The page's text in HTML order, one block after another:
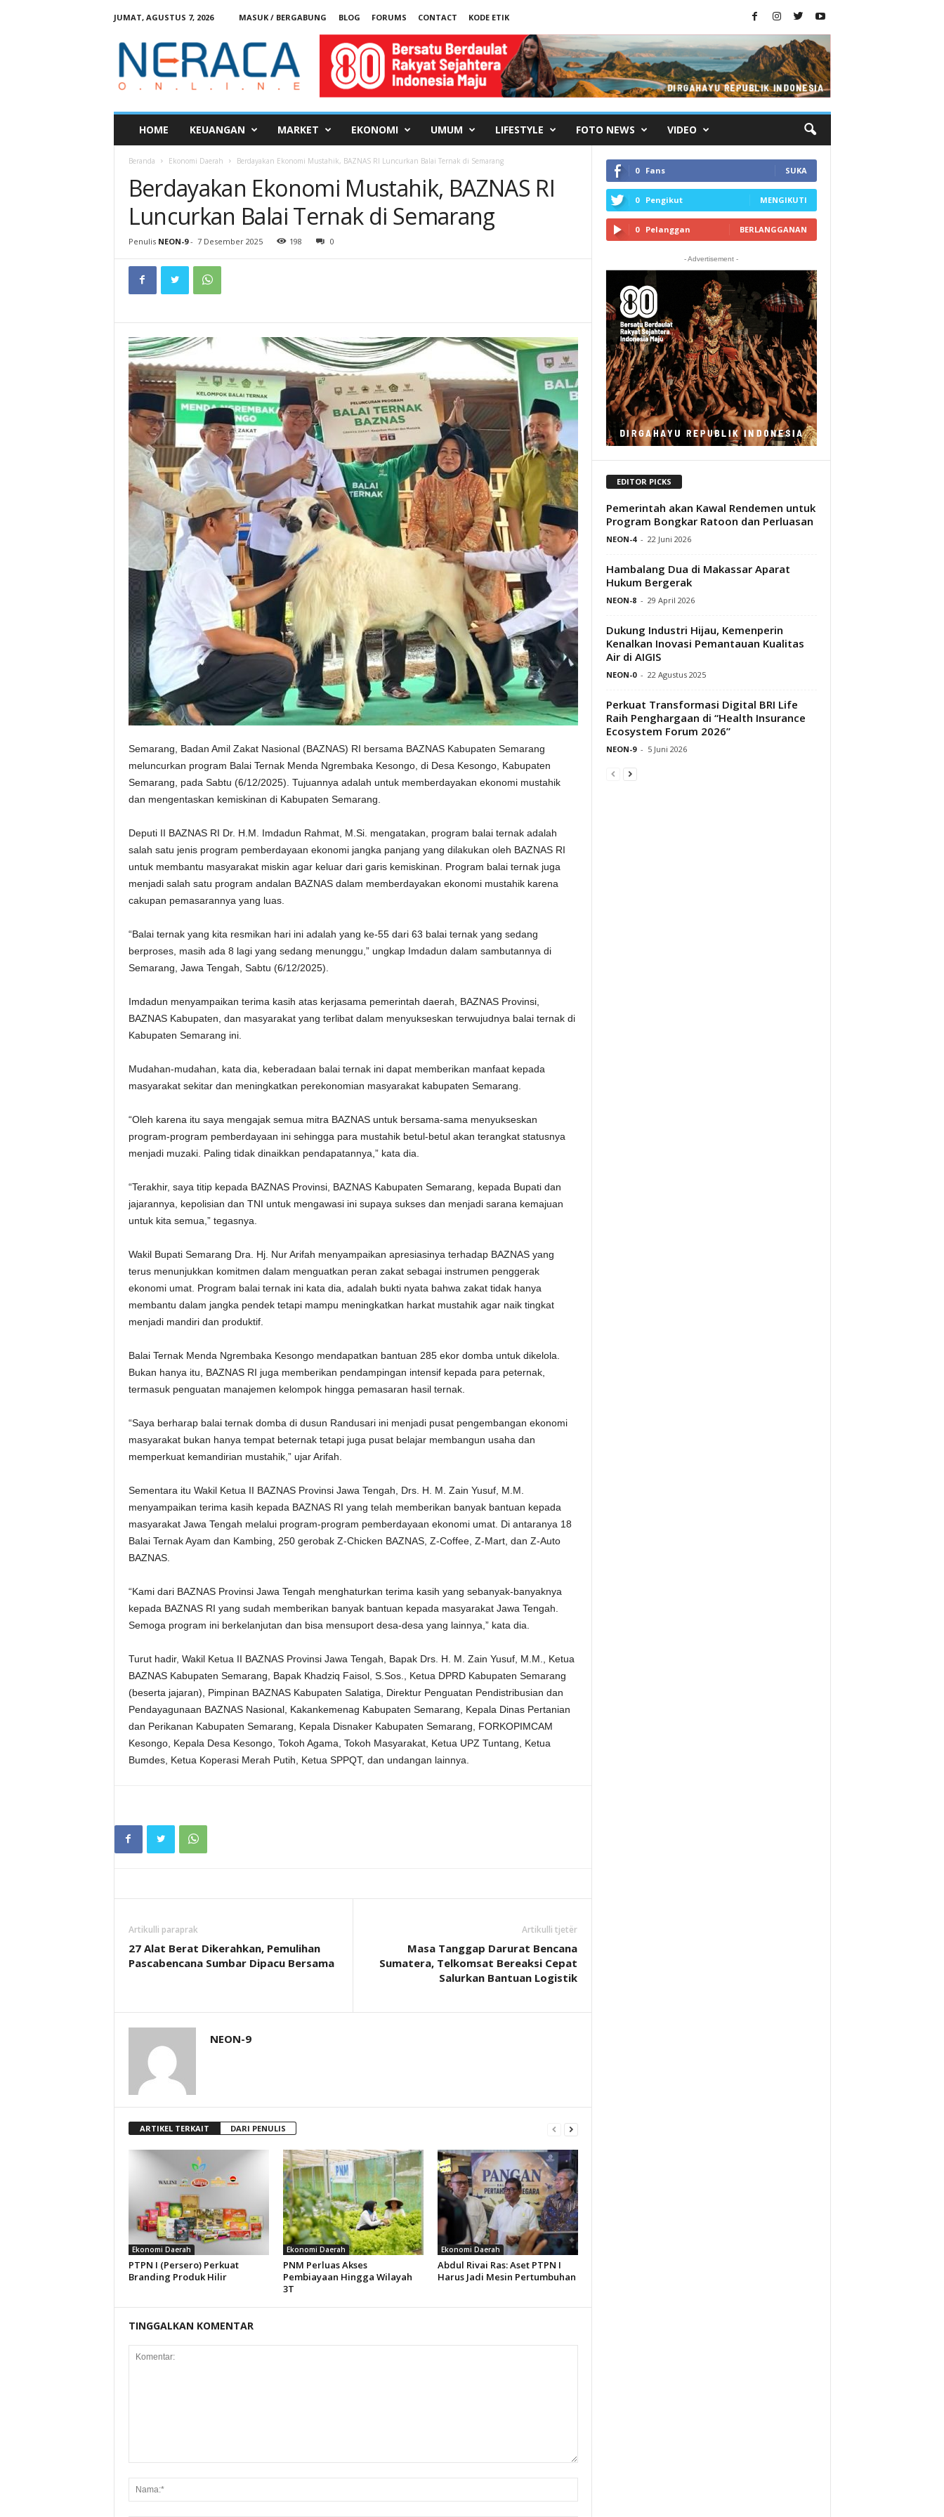
JUMAT, AGUSTUS 7, 2026 MASUK / BERGABUNG BLOG FORUMS CONTACT
KODE ETIK
HOME KEUANGAN MARKET EKONOMI UMUM LIFESTYLE FOTO NEWS VIDEO
Beranda Ekonomi Daerah Berdayakan Ekonomi Mustahik, BAZNAS RI Luncurkan Balai Ternak di Semarang
Berdayakan Ekonomi Mustahik, BAZNAS RI
Luncurkan Balai Ternak di Semarang
Penulis NEON-9- 7 Desember 2025 198 0
Semarang, Badan Amil Zakat Nasional (BAZNAS) RI bersama BAZNAS Kabupaten Semarang
meluncurkan program Balai Ternak Menda Ngrembaka Kesongo, di Desa Kesongo, Kabupaten
Semarang, pada Sabtu (6/12/2025). Tujuannya adalah untuk memberdayakan ekonomi mustahik
dan mengentaskan kemiskinan di Kabupaten Semarang.
Deputi II BAZNAS RI Dr. H.M. Imdadun Rahmat, M.Si. mengatakan, program balai ternak adalah
salah satu jenis program pemberdayaan ekonomi jangka panjang yang dilakukan oleh BAZNAS RI
untuk membantu masyarakat miskin agar keluar dari garis kemiskinan. Program balai ternak juga
menjadi salah satu program andalan BAZNAS dalam memberdayakan ekonomi mustahik karena
cakupan pemasarannya yang luas.
“Balai ternak yang kita resmikan hari ini adalah yang ke-55 dari 63 balai ternak yang sedang
berproses, masih ada 8 lagi yang sedang menunggu,” ungkap Imdadun dalam sambutannya di
Semarang, Jawa Tengah, Sabtu (6/12/2025).
Imdadun menyampaikan terima kasih atas kerjasama pemerintah daerah, BAZNAS Provinsi,
BAZNAS Kabupaten, dan masyarakat yang terlibat dalam menyukseskan terwujudnya balai ternak di
Kabupaten Semarang ini.
Mudahan-mudahan, kata dia, keberadaan balai ternak ini dapat memberikan manfaat kepada
masyarakat sekitar dan meningkatkan perekonomian masyarakat kabupaten Semarang.
“Oleh karena itu saya mengajak semua mitra BAZNAS untuk bersama-sama menyukseskan
program-program pemberdayaan ini sehingga para mustahik betul-betul akan terangkat statusnya
menjadi muzaki. Paling tidak dinaikkan pendapatannya,” kata dia.
“Terakhir, saya titip kepada BAZNAS Provinsi, BAZNAS Kabupaten Semarang, kepada Bupati dan
jajarannya, kepolisian dan TNI untuk mengawasi ini supaya sukses dan menjadi sarana kemajuan
untuk kita semua,” tegasnya.
Wakil Bupati Semarang Dra. Hj. Nur Arifah menyampaikan apresiasinya terhadap BAZNAS yang
terus menunjukkan komitmen dalam menguatkan peran zakat sebagai instrumen penggerak
ekonomi umat. Program balai ternak ini kata dia, adalah bukti nyata bahwa zakat tidak hanya
membantu dalam jangka pendek tetapi mampu meningkatkan harkat mustahik agar naik tingkat
menjadi mandiri dan produktif.
Balai Ternak Menda Ngrembaka Kesongo mendapatkan bantuan 285 ekor domba untuk dikelola.
Bukan hanya itu, BAZNAS RI juga memberikan pendampingan intensif kepada para peternak,
termasuk penguatan manajemen kelompok hingga pemasaran hasil ternak.
“Saya berharap balai ternak domba di dusun Randusari ini menjadi pusat pengembangan ekonomi
masyarakat bukan hanya tempat beternak tetapi juga pusat belajar membangun usaha dan
memperkuat kemandirian mustahik,” ujar Arifah.
Sementara itu Wakil Ketua II BAZNAS Provinsi Jawa Tengah, Drs. H. M. Zain Yusuf, M.M.
menyampaikan terima kasih kepada BAZNAS RI yang telah memberikan banyak bantuan kepada
masyarakat Jawa Tengah melalui program-program pemberdayaan ekonomi umat. Di antaranya 18
Balai Ternak Ayam dan Kambing, 250 gerobak Z-Chicken BAZNAS, Z-Coffee, Z-Mart, dan Z-Auto
BAZNAS.
“Kami dari BAZNAS Provinsi Jawa Tengah menghaturkan terima kasih yang sebanyak-banyaknya
kepada BAZNAS RI yang sudah memberikan banyak bantuan kepada masyarakat Jawa Tengah.
Semoga program ini berkelanjutan dan bisa mensuport desa-desa yang lainnya,” kata dia.
Turut hadir, Wakil Ketua II BAZNAS Provinsi Jawa Tengah, Bapak Drs. H. M. Zain Yusuf, M.M., Ketua
BAZNAS Kabupaten Semarang, Bapak Khadziq Faisol, S.Sos., Ketua DPRD Kabupaten Semarang
(beserta jajaran), Pimpinan BAZNAS Kabupaten Salatiga, Direktur Penguatan Pendistribusian dan
Pendayagunaan BAZNAS Nasional, Kakankemenag Kabupaten Semarang, Kepala Dinas Pertanian
dan Perikanan Kabupaten Semarang, Kepala Disnaker Kabupaten Semarang, FORKOPIMCAM
Kesongo, Kepala Desa Kesongo, Tokoh Agama, Tokoh Masyarakat, Ketua UPZ Tuntang, Ketua
Bumdes, Ketua Koperasi Merah Putih, Ketua SPPQT, dan undangan lainnya.
Artikulli paraprak
27 Alat Berat Dikerahkan, Pemulihan
Pascabencana Sumbar Dipacu Bersama
Artikulli tjetër
Masa Tanggap Darurat Bencana
Sumatera, Telkomsat Bereaksi Cepat
Salurkan Bantuan Logistik
NEON-9
ARTIKEL TERKAIT DARI PENULIS
Ekonomi Daerah
PTPN I (Persero) Perkuat
Branding Produk Hilir
Ekonomi Daerah
PNM Perluas Akses
Pembiayaan Hingga Wilayah
3T
Ekonomi Daerah
Abdul Rivai Ras: Aset PTPN I
Harus Jadi Mesin Pertumbuhan
TINGGALKAN KOMENTAR
0 Fans SUKA
0 Pengikut MENGIKUTI
0 Pelanggan BERLANGGANAN
- Advertisement -
EDITOR PICKS
Pemerintah akan Kawal Rendemen untuk
Program Bongkar Ratoon dan Perluasan
NEON-4 - 22 Juni 2026
Hambalang Dua di Makassar Aparat
Hukum Bergerak
NEON-8 - 29 April 2026
Dukung Industri Hijau, Kemenperin
Kenalkan Inovasi Pemantauan Kualitas
Air di AIGIS
NEON-0 - 22 Agustus 2025
Perkuat Transformasi Digital BRI Life
Raih Penghargaan di “Health Insurance
Ecosystem Forum 2026”
NEON-9 - 5 Juni 2026